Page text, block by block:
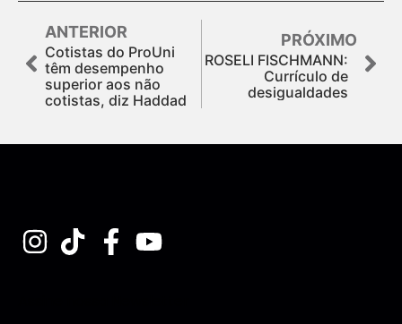
ANTERIOR
Cotistas do ProUni
têm desempenho
superior aos não
cotistas, diz Haddad
PRÓXIMO
ROSELI FISCHMANN:
Currículo de
desigualdades